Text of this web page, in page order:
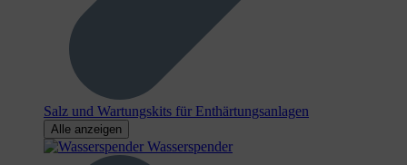
Salz und Wartungskits für Enthärtungsanlagen
Alle anzeigen
Wasserspender